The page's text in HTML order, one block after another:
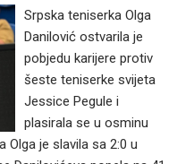
Srpska teniserka Olga
Danilović ostvarila je
pobjedu karijere protiv
šeste teniserke svijeta
Jessice Pegule i
plasirala se u osminu
Olga je slavila sa 2:0 u